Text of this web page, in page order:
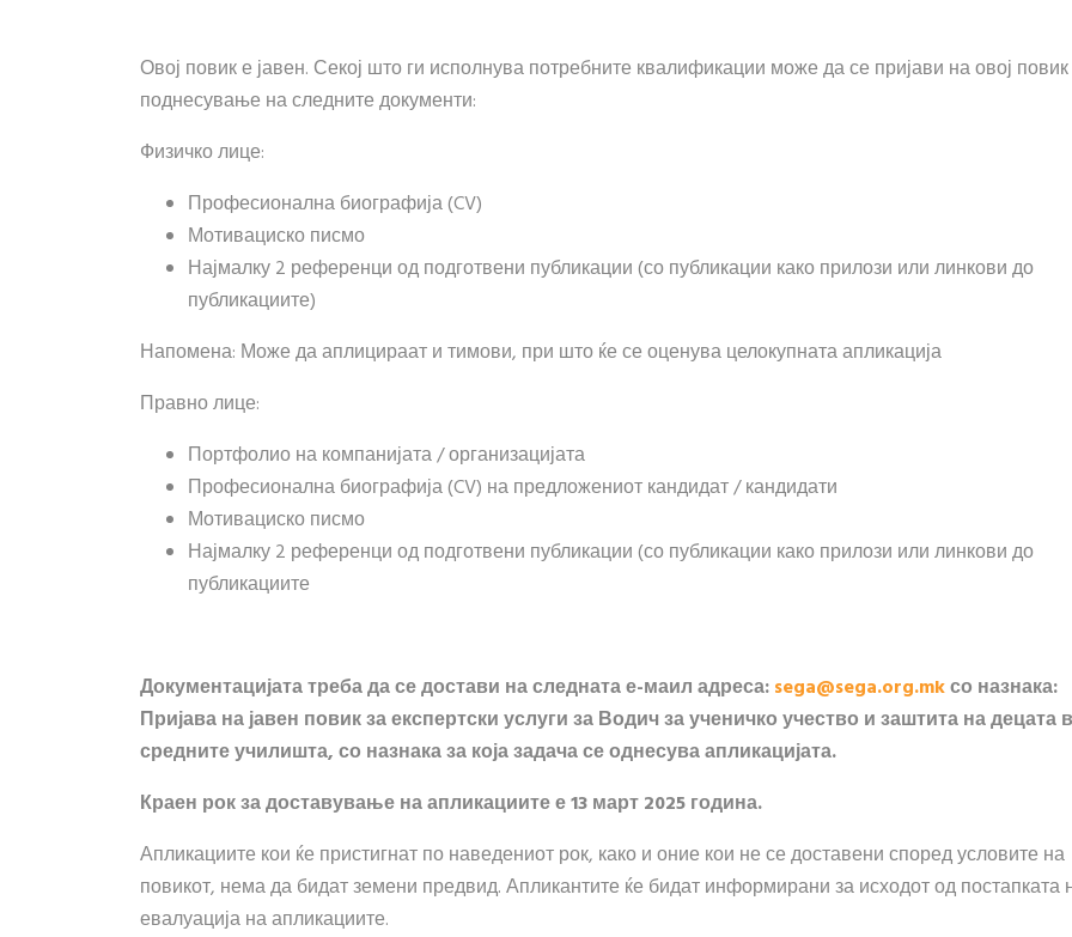
Овој повик е јавен. Секој што ги исполнува потребните квалификации може да се пријави на овој
поднесување на следните документи:
Физичко лице:
Професионална биографија (CV)
Мотивациско писмо
Најмалку 2 референци од подготвени публикации (со публикации како прилози или линкови до
публикациите)
Напомена: Може да аплицираат и тимови, при што ќе се оценува целокупната апликација
Правно лице:
Портфолио на компанијата / организацијата
Професионална биографија (CV) на предложениот кандидат / кандидати
Мотивациско писмо
Најмалку 2 референци од подготвени публикации (со публикации како прилози или линкови до
публикациите
Документацијата треба да се достави на следната е-маил адреса:sega@sega.org.mkсо назнака:
Пријава на јавен повик за експертски услуги за Водич за ученичко учество и заштита на децата
средните училишта, со назнака за која задача се однесува апликацијата.
Краен рок за доставување на апликациите е 13 март 2025 година.
Апликациите кои ќе пристигнат по наведениот рок, како и оние кои не се доставени според условите на
повикот, нема да бидат земени предвид. Апликантите ќе бидат информирани за исходот од постапката
евалуација на апликациите.